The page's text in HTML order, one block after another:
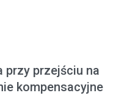
przy przejściu na
kompensacyjne